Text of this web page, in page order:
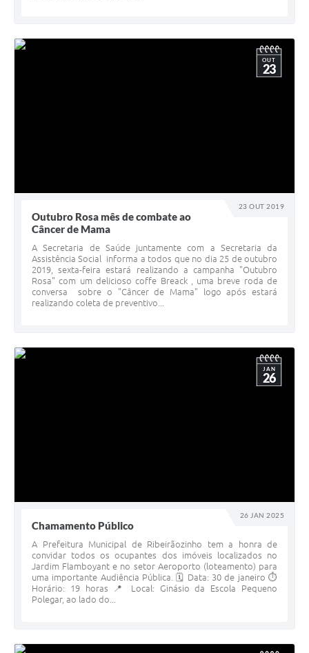
23 OUT 2019
OUT
23
Outubro Rosa mês de combate ao
Câncer de Mama
A Secretaria de Saúde juntamente com a Secretaria da
Assistência Social informa a todos que no dia 25 de outubro
2019, sexta-feira estará realizando a campanha "Outubro
Rosa" com um delicioso coffe Breack , uma breve roda de
conversa sobre o "Câncer de Mama" logo após estará
realizando coleta de preventivo...
26 JAN 2025
JAN
26
Chamamento Público
A Prefeitura Municipal de Ribeirãozinho tem a honra de
convidar todos os ocupantes dos imóveis localizados no
Jardim Flamboyant e no setor Aeroporto (loteamento) para
uma importante Audiência Pública. 🗓️ Data: 30 de janeiro ⏱️
Horário: 19 horas 📍 Local: Ginásio da Escola Pequeno
Polegar, ao lado do...